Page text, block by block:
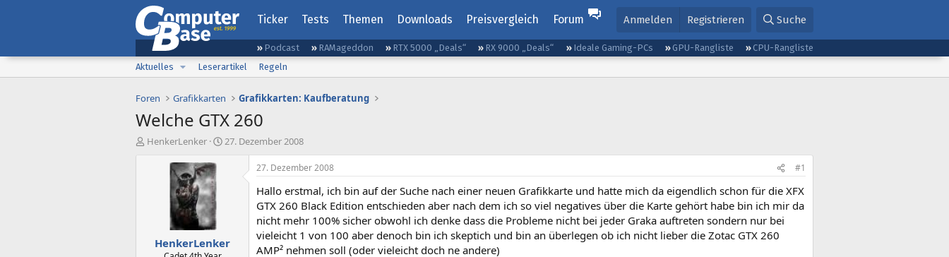
Ticker Tests Themen Downloads Preisvergleich Forum Anmelden Registrieren Suche
Podcast RAMageddon RTX 5000 „Deals“ RX 9000 „Deals“ Ideale Gaming-PCs GPU-Rangliste
CPU-Rangliste
Aktuelles
Leserartikel Regeln
Foren Grafikkarten Grafikkarten: Kaufberatung
Welche GTX 260
E
HenkerLenker
E
a
27. Dezember 2008
HenkerLenker
27. Dezember 2008 #1
Hallo erstmal, ich bin auf der Suche nach einer neuen Grafikkarte und hatte mich da eigendlich schon für die XFX
GTX 260 Black Edition entschieden aber nach dem ich so viel negatives über die Karte gehört habe bin ich mir da
nicht mehr 100% sicher obwohl ich denke dass die Probleme nicht bei jeder Graka auftreten sondern nur bei
vieleicht 1 von 100 aber denoch bin ich skeptich und bin an überlegen ob ich nicht lieber die Zotac GTX 260
AMP² nehmen soll (oder vieleicht doch ne andere)